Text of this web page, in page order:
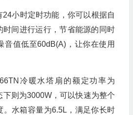
24小时定时功能，你可以根据自
时间进行运行，节省能源的同时
音值低至60dB(A)，让你在使用
冷暖水塔扇的额定功率为
下则为3000W，可以快速为整个
。水箱容量为6.5L，满足你长时